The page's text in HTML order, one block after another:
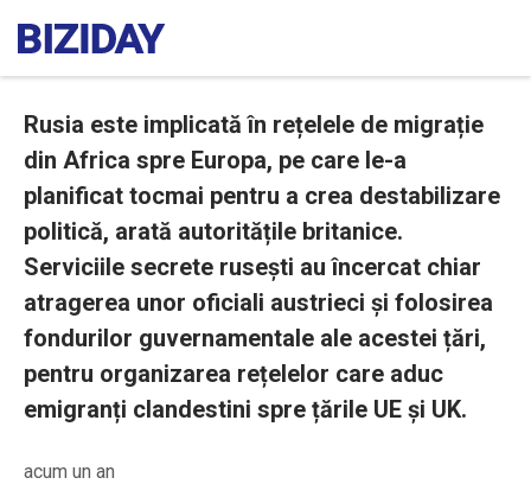
Rusia este implicată în rețelele de migrație
din Africa spre Europa, pe care le-a
planificat tocmai pentru a crea destabilizare
politică, arată autoritățile britanice.
Serviciile secrete rusești au încercat chiar
atragerea unor oficiali austrieci și folosirea
fondurilor guvernamentale ale acestei țări,
pentru organizarea rețelelor care aduc
emigranți clandestini spre țările UE și UK.
acum un an